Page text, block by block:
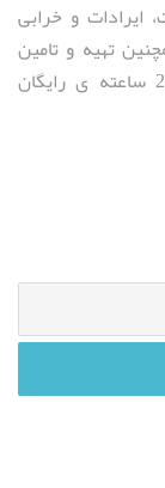
ایرادات و خرابی
تهیه و تامین
قطعات یدکی مورد نیاز خود، از مشاوره ی 24 ساعته ی رایگان